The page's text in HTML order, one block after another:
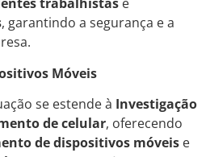
, garantindo a segurança e a
Móveis
se estende à Investigação
de celular, oferecendo
de dispositivos móveis e